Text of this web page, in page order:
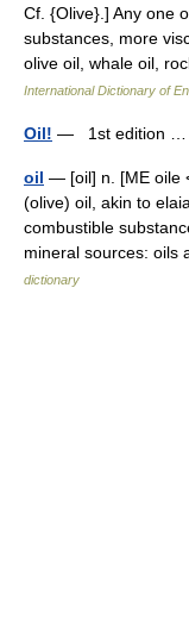
Cf. {Olive}.] Any one
substances, more
olive oil, whale oil,
International Dictionary of
Oil! — 1st edition
oil — [oil] n. [ME oile
(olive) oil, akin to
combustible
mineral sources:
dictionary